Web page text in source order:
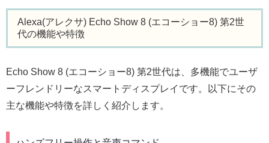
Alexa(アレクサ) Echo Show 8 (エコーショー8) 第2世
代の機能や特徴
Echo Show 8 (エコーショー8) 第2世代は、多機能でユーザ
ーフレンドリーなスマートディスプレイです。以下にその
主な機能や特徴を詳しく紹介します。